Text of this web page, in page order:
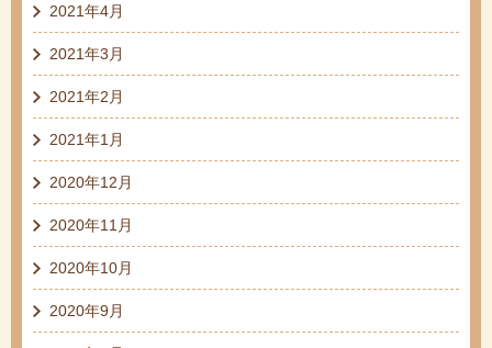
2021年4月
2021年3月
2021年2月
2021年1月
2020年12月
2020年11月
2020年10月
2020年9月